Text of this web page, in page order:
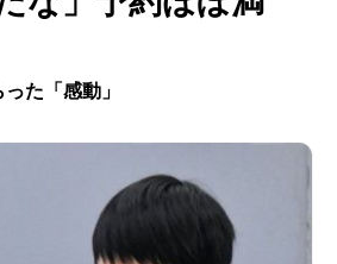
た「感動」